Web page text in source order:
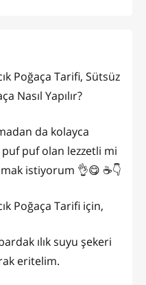
Poğaça Tarifi, Sütsüz
Nasıl Yapılır?
da kolayca
puf olan lezzetli mi
istiyorum 👌😋 ☕👇
Poğaça Tarifi için,
ılık suyu şekeri
eritelim.